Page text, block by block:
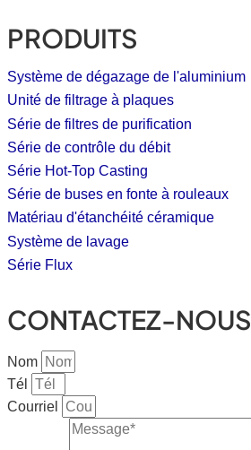
PRODUITS
Système de dégazage de l'aluminium
Unité de filtrage à plaques
Série de filtres de purification
Série de contrôle du débit
Série Hot-Top Casting
Série de buses en fonte à rouleaux
Matériau d'étanchéité céramique
Système de lavage
Série Flux
CONTACTEZ-NOUS
Nom
Tél
Courriel